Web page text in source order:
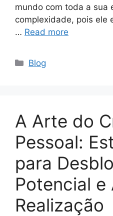
mundo com toda a sua
complexidade, pois ele
… Read more
Categories
Blog
A Arte do
Pessoal:
para
Potencial e
Realização